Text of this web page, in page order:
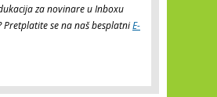
za novinare u Inboxu
Pretplatite se na naš besplatniE-